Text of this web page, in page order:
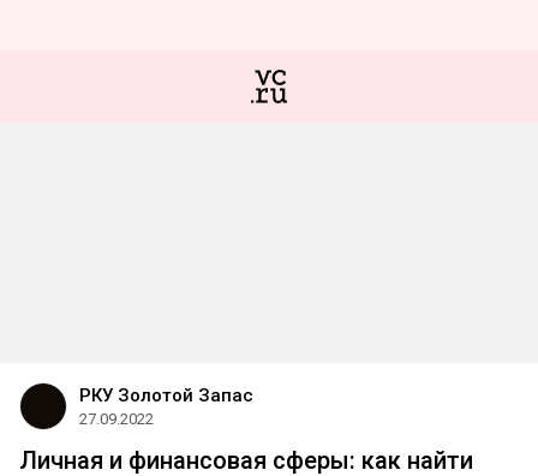
РКУ Золотой Запас
27.09.2022
Личная и финансовая сферы: как найти